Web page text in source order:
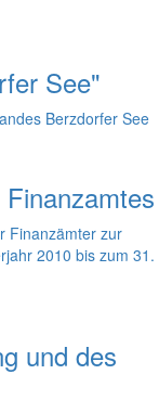
See"
Berzdorfer See
Finanzämter zur
2010 bis zum 31.
und des